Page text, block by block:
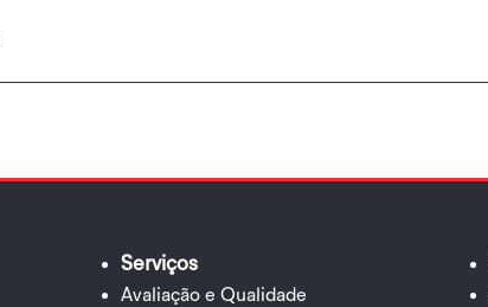
Serviços
Avaliação e Qualidade